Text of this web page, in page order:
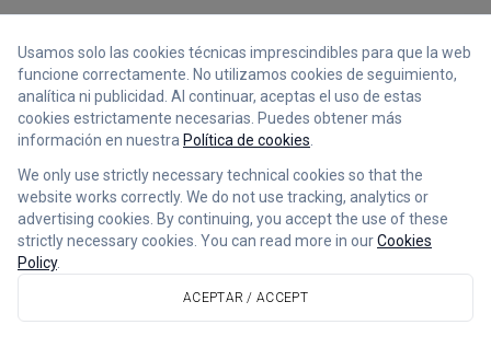
Usamos solo las cookies técnicas imprescindibles para que la web
funcione correctamente. No utilizamos cookies de seguimiento,
analítica ni publicidad. Al continuar, aceptas el uso de estas
cookies estrictamente necesarias. Puedes obtener más
información en nuestra Política de cookies
We only use strictly necessary technical cookies so that the
website works correctly. We do not use tracking, analytics or
advertising cookies. By continuing, you accept the use of these
strictly necessary cookies. You can read more in ourCookies
Policy.
ACEPTAR / ACCEPT